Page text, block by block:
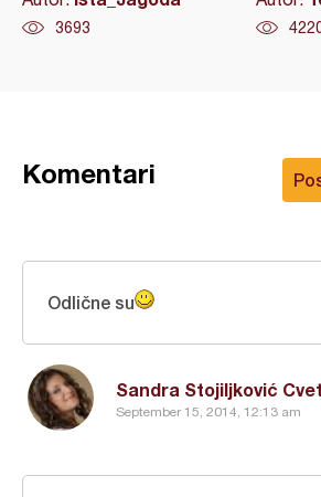
3693
Komentari
Sandra Stojiljković
September 15, 2014, 12:13 am
Odlične su